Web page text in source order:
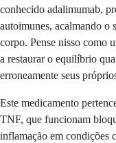
conhecido adalimumab,
autoimunes, acalmando o
corpo. Pense nisso como
a restaurar o equilíbrio
erroneamente seus
Este medicamento
TNF, que funcionam
inflamação em condições